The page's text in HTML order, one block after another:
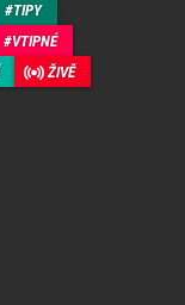
TIPY
VTIPNÉ
ŽIVĚ